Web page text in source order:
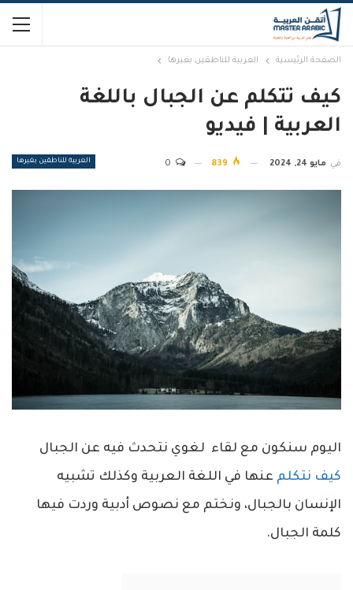
الصفحة الرئيسية العربية للناطقين بغيرها
كيف تتكلم عن الجبال باللغة
العربية | فيديو
العربية للناطقين بغيرها في مايو 24, 2024
اليوم سنكون مع لقاء لغوي نتحدث فيه عن الجبال
كيف نتكلم عنها في اللغة العربية وكذلك تشبيه
الإنسان بالجبال، ونختم مع نصوص أدبية وردت فيها
كلمة الجبال.